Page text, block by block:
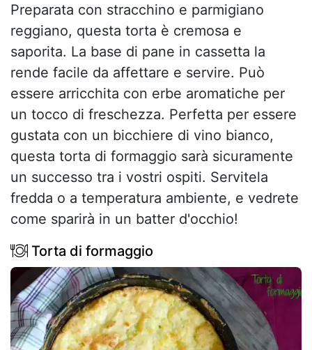
Preparata con stracchino e parmigiano
reggiano, questa torta è cremosa e
saporita. La base di pane in cassetta la
rende facile da affettare e servire. Può
essere arricchita con erbe aromatiche per
un tocco di freschezza. Perfetta per essere
gustata con un bicchiere di vino bianco,
questa torta di formaggio sarà sicuramente
un successo tra i vostri ospiti. Servitela
fredda o a temperatura ambiente, e vedrete
come sparirà in un batter d'occhio!
Torta di formaggio